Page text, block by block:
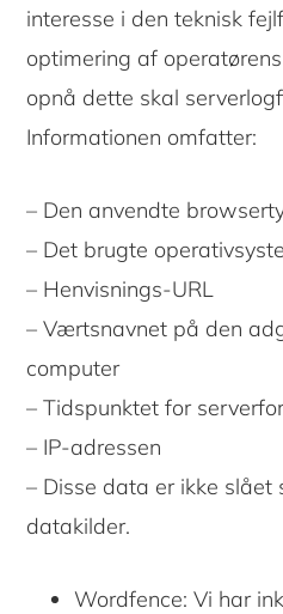
interesse i den teknisk
optimering af
opnå dette skal
Informationen omfatter:
– Den anvendte
– Det brugte
– Henvisnings-URL
– Værtsnavnet på den
computer
– Tidspunktet for
– IP-adressen
– Disse data er ikke
datakilder.
Wordfence: Vi har